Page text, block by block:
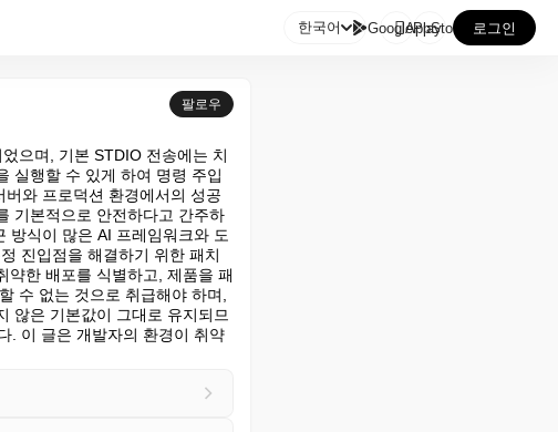
한국어 GooglePlay
AppStore 로그인
팔로우
으며, 기본 STDIO 전송에는 치
실행할 수 있게 하여 명령 주입
와 프로덕션 환경에서의 성공
기본적으로 안전하다고 간주하
방식이 많은 AI 프레임워크와 도
진입점을 해결하기 위한 패치
약한 배포를 식별하고, 제품을 패
수 없는 것으로 취급해야 하며,
않은 기본값이 그대로 유지되므
. 이 글은 개발자의 환경이 취약